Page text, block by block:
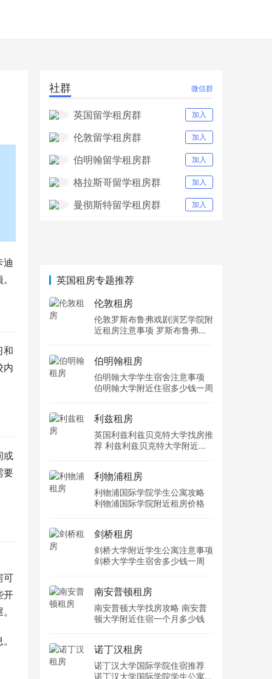
迪
和
内
或
要
可
开
社群 微信群
英国留学租房群 加入
伦敦留学租房群 加入
伯明翰留学租房群 加入
格拉斯哥留学租房群 加入
曼彻斯特留学租房群 加入
英国租房专题推荐
伦敦租房
伦敦罗斯布鲁弗戏剧演艺学院附
近租房注意事项 罗斯布鲁弗戏
伯明翰租房
伯明翰大学学生宿舍注意事项
伯明翰大学附近住宿多少钱一周
利兹租房
英国利兹利兹贝克特大学找房推
荐 利兹利兹贝克特大学附近住
利物浦租房
利物浦国际学院学生公寓攻略
利物浦国际学院附近租房价格
剑桥租房
剑桥大学附近学生公寓注意事项
剑桥大学学生宿舍多少钱一周
南安普顿租房
南安普顿大学找房攻略 南安普
顿大学附近住宿一个月多少钱
诺丁汉租房
诺丁汉大学国际学院住宿推荐
诺丁汉大学国际学院学生公寓多